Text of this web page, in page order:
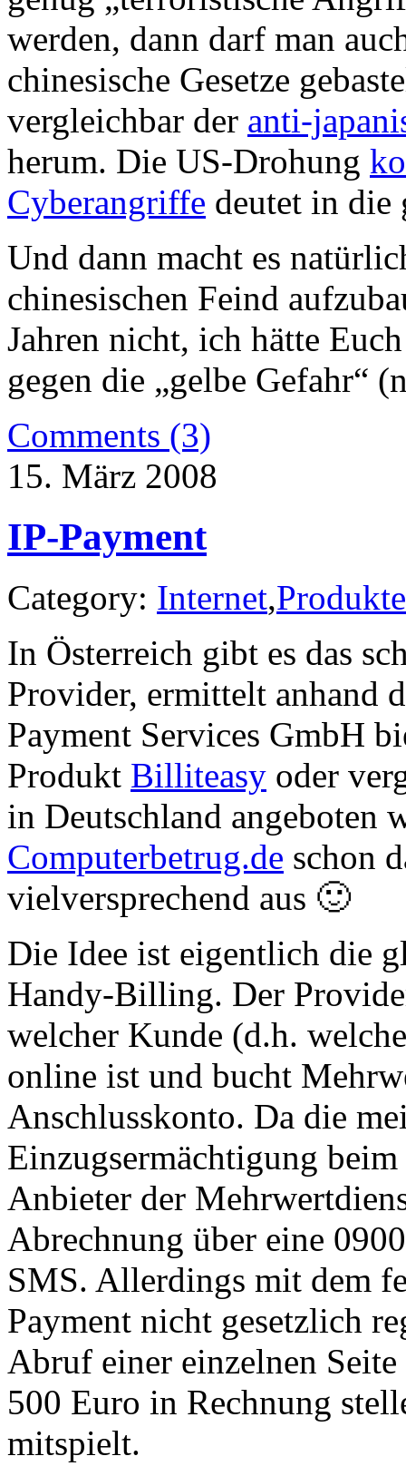
werden, dann darf man
chinesische Gesetze
vergleichbar der anti-
herum. Die US-Drohung
Cyberangriffe deutet in die
Und dann macht es
chinesischen Feind
Jahren nicht, ich hätte
gegen die „gelbe Gefahr“
Comments (3)
15. März 2008
IP-Payment
Category: Internet,Produkte
In Österreich gibt es das
Provider, ermittelt anhand
Payment Services GmbH
Produkt Billiteasy oder
in Deutschland angeboten
Computerbetrug.de schon
vielversprechend aus 🙂
Die Idee ist eigentlich die
Handy-Billing. Der
welcher Kunde (d.h.
online ist und bucht
Anschlusskonto. Da die
Einzugsermächtigung
Anbieter der
Abrechnung über eine
SMS. Allerdings mit dem
Payment nicht gesetzlich
Abruf einer einzelnen
500 Euro in Rechnung
mitspielt.